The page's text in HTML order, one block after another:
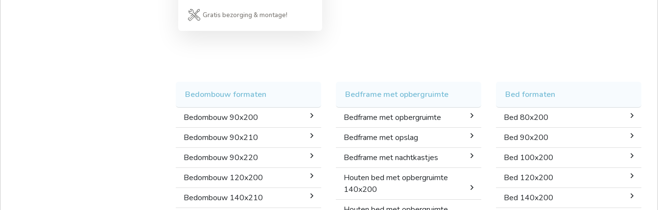
Gratis bezorging & montage!
Bedombouw formaten
Bedombouw 90x200
Bedombouw 90x210
Bedombouw 90x220
Bedombouw 120x200
Bedombouw 140x210
Bedframe met opbergruimte
Bedframe met opbergruimte
Bedframe met opslag
Bedframe met nachtkastjes
Houten bed met opbergruimte
140x200
Bed formaten
Bed 80x200
Bed 90x200
Bed 100x200
Bed 120x200
Bed 140x200